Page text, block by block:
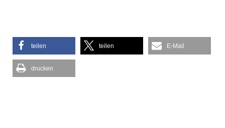
teilen teilen E-Mail
drucken